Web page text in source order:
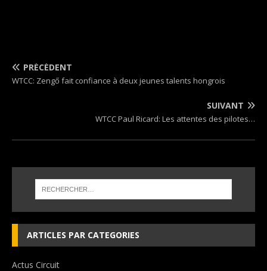
PRÉCÉDENT
WTCC: Zengő fait confiance à deux jeunes talents hongrois
SUIVANT
WTCC Paul Ricard: Les attentes des pilotes…
ARTICLES PAR CATEGORIES
Actus Circuit